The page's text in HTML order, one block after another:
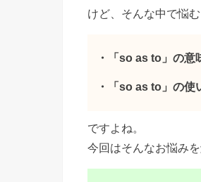
けど、そんな中で悩む
・「so as to」の意
・「so as to」の使
ですよね。
今回はそんなお悩み